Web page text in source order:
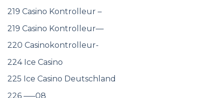
219 Casino Kontrolleur –
219 Casino Kontrolleur—
220 Casinokontrolleur-
224 Ice Casino
225 Ice Casino Deutschland
226 —–08